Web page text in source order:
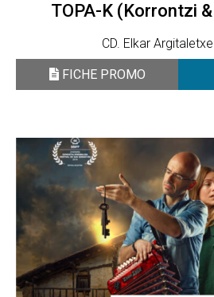
TOPA-K (Korrontzi
CD. Elkar
FICHE PROMO